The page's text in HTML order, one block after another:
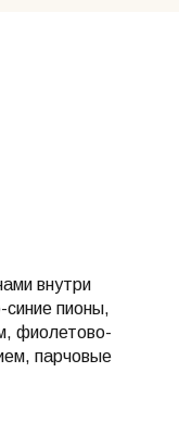
внутри
пионы,
фиолетово-
парчовые